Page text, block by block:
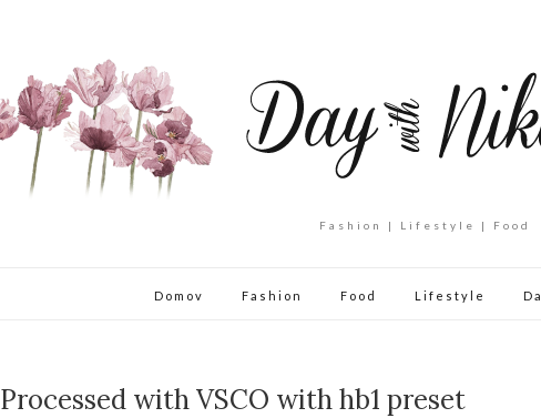
Fashion | Lifestyle | Food
Domov Fashion Food Lifestyle
Processed with VSCO with hb1 preset